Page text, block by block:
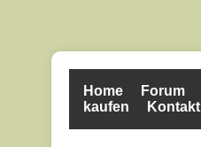
Home Forum
kaufen
Kontakt